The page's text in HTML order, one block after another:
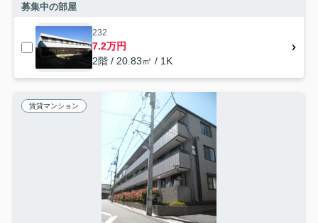
募集中の部屋
232
7.2万円
2階 / 20.83㎡ / 1K
賃貸マンション